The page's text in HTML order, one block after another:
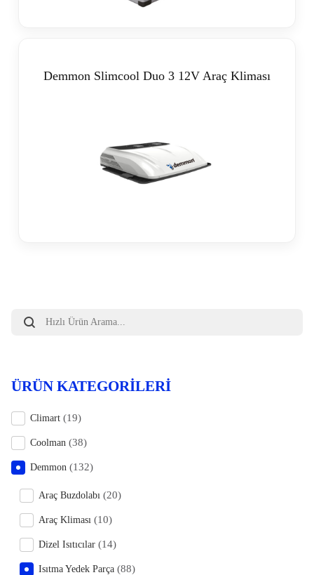
Demmon Slimcool Duo 3 12V Araç Kliması
search
ÜRÜN KATEGORILERI
Climart (19)
Coolman (38)
Demmon (132)
Araç Buzdolabı (20)
Araç Kliması (10)
Dizel Isıtıcılar (14)
Isıtma Yedek Parça (88)